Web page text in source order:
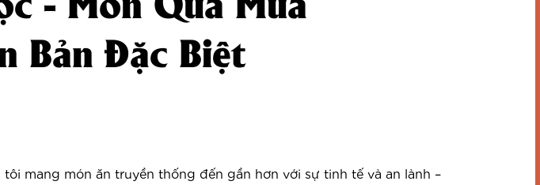
Bản Đặc Biệt
mang món ăn truyền thống đến gần hơn với sự tinh tế và an lành –